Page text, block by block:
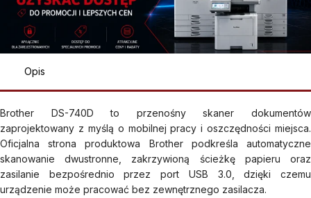
Opis
Brother DS-740D to przenośny skaner dokumentów
zaprojektowany z myślą o mobilnej pracy i oszczędności miejsca.
Oficjalna strona produktowa Brother podkreśla automatyczne
skanowanie dwustronne, zakrzywioną ścieżkę papieru oraz
zasilanie bezpośrednio przez port USB 3.0, dzięki czemu
urządzenie może pracować bez zewnętrznego zasilacza.